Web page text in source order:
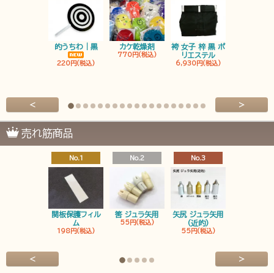
的うちわ｜黒
220円(税込)
カケ乾燥剤
770円(税込)
袴 女子 梓 黒 ポ
リエステル
6,930円(税込)
< >
売れ筋商品
No.1
関板保護フィル
ム
198円(税込)
No.2
筈 ジュラ矢用
55円(税込)
No.3
矢尻 ジュラ矢用
(近的)
55円(税込)
< >